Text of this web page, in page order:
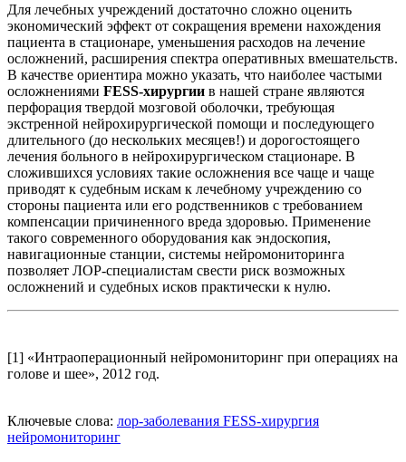
Для лечебных учреждений достаточно сложно оценить
экономический эффект от сокращения времени нахождения
пациента в стационаре, уменьшения расходов на лечение
осложнений, расширения спектра оперативных вмешательств.
В качестве ориентира можно указать, что наиболее частыми
осложнениями FESS-хирургии в нашей стране являются
перфорация твердой мозговой оболочки, требующая
экстренной нейрохирургической помощи и последующего
длительного (до нескольких месяцев!) и дорогостоящего
лечения больного в нейрохирургическом стационаре. В
сложившихся условиях такие осложнения все чаще и чаще
приводят к судебным искам к лечебному учреждению со
стороны пациента или его родственников с требованием
компенсации причиненного вреда здоровью. Применение
такого современного оборудования как эндоскопия,
навигационные станции, системы нейромониторинга
позволяет ЛОР-специалистам свести риск возможных
осложнений и судебных исков практически к нулю.
[1] «Интраоперационный нейромониторинг при операциях на
голове и шее», 2012 год.
Ключевые слова: лор-заболевания FESS-хирургия
нейромониторинг